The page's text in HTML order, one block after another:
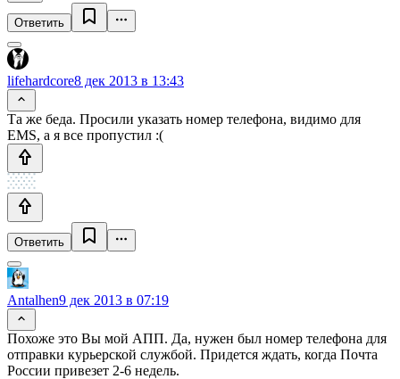
Ответить
lifehardcore8 дек 2013 в 13:43
Та же беда. Просили указать номер телефона, видимо для
EMS, а я все пропустил :(
Ответить
Antalhen9 дек 2013 в 07:19
Похоже это Вы мой АПП. Да, нужен был номер телефона для
отправки курьерской службой. Придется ждать, когда Почта
России привезет 2-6 недель.